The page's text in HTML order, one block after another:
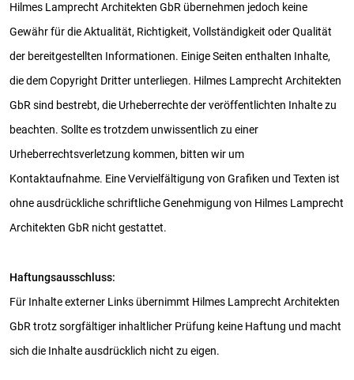
Hilmes Lamprecht Architekten GbR übernehmen jedoch keine
Gewähr für die Aktualität, Richtigkeit, Vollständigkeit oder Qualität
der bereitgestellten Informationen. Einige Seiten enthalten Inhalte,
die dem Copyright Dritter unterliegen. Hilmes Lamprecht Architekten
GbR sind bestrebt, die Urheberrechte der veröffentlichten Inhalte zu
beachten. Sollte es trotzdem unwissentlich zu einer
Urheberrechtsverletzung kommen, bitten wir um
Kontaktaufnahme. Eine Vervielfältigung von Grafiken und Texten ist
ohne ausdrückliche schriftliche Genehmigung von Hilmes Lamprecht
Architekten GbR nicht gestattet.
Haftungsausschluss:
Für Inhalte externer Links übernimmt Hilmes Lamprecht Architekten
GbR trotz sorgfältiger inhaltlicher Prüfung keine Haftung und macht
sich die Inhalte ausdrücklich nicht zu eigen.